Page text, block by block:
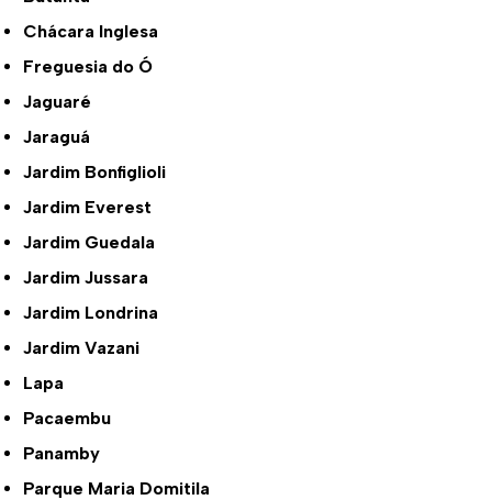
Chácara Inglesa
Freguesia do Ó
Jaguaré
Jaraguá
Jardim Bonfiglioli
Jardim Everest
Jardim Guedala
Jardim Jussara
Jardim Londrina
Jardim Vazani
Lapa
Pacaembu
Panamby
Parque Maria Domitila